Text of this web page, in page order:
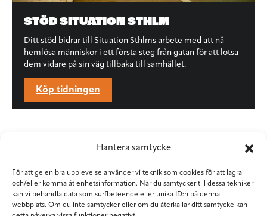
Hantera samtycke
För att ge en bra upplevelse använder vi teknik som cookies för att lagra
och/eller komma åt enhetsinformation. När du samtycker till dessa tekniker
kan vi behandla data som surfbeteende eller unika ID:n på denna
webbplats. Om du inte samtycker eller om du återkallar ditt samtycke kan
STÖD SITUATION STHLM
Ditt stöd bidrar till Situation Sthlms arbete med att nå
hemlösa människor i ett första steg från gatan för att lotsa
dem vidare på sin väg tillbaka till samhället.
Köp tidningen